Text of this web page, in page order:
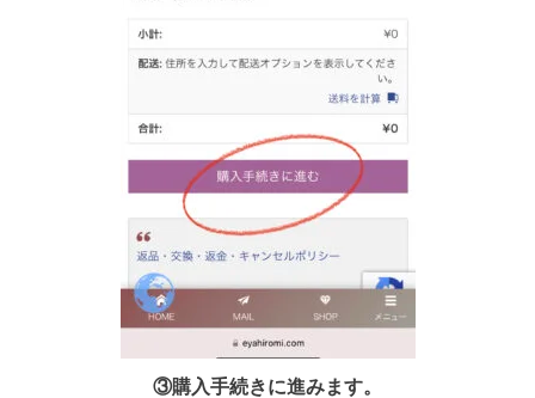
③購入手続きに進みます。